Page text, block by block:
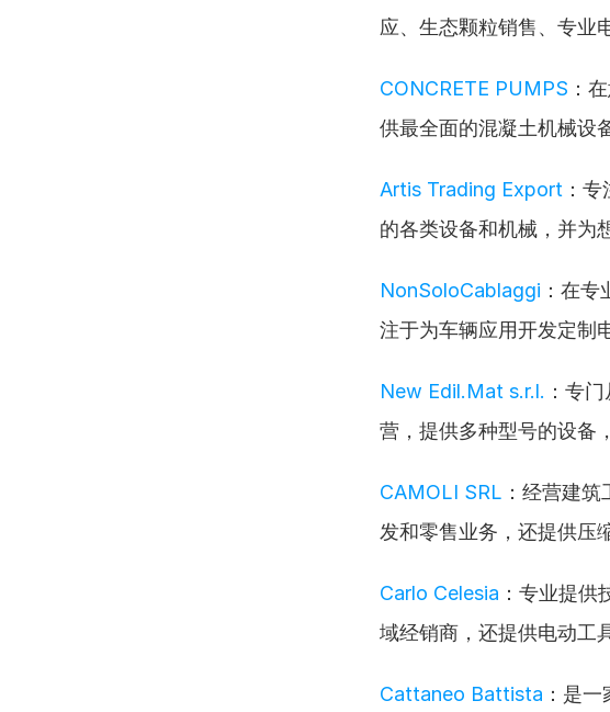
应、生态颗粒销售、专业
CONCRETE PUMPS ：
供最全面的混凝土机械设
Artis Trading Export ：
的各类设备和机械，并为
NonSoloCablaggi ：在
注于为车辆应用开发定制
New Edil.Mat s.r.l. ：专
营，提供多种型号的设备
CAMOLI SRL ：经营建
发和零售业务，还提供压
Carlo Celesia ：专业提
域经销商，还提供电动工
Cattaneo Battista ：是